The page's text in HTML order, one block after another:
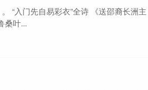
“入门先自易彩衣”全诗 《送邵裔长洲主
桑叶...